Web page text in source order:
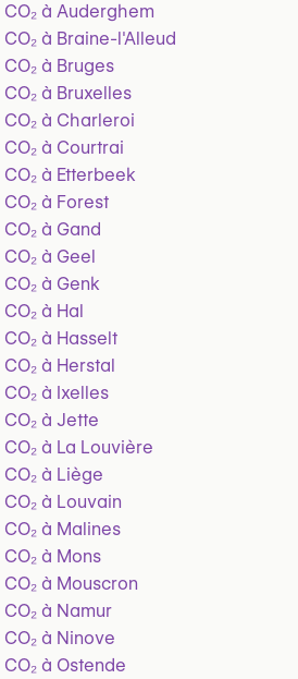
à Auderghem
à Braine-l'Alleud
à Bruges
à Bruxelles
à Charleroi
à Courtrai
à Etterbeek
à Forest
à Gand
à Geel
à Genk
à Hal
à Hasselt
à Herstal
à Ixelles
à Jette
à La Louvière
à Liège
à Louvain
à Malines
à Mons
à Mouscron
à Namur
à Ninove
à Ostende